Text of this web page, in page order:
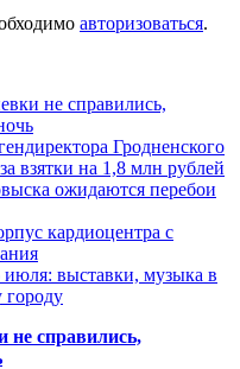
авторизоваться.
не справились,
Гродненского
взятки на 1,8 млн рублей
ожидаются перебои
кардиоцентра с
июля: выставки, музыка в
городу
не справились,